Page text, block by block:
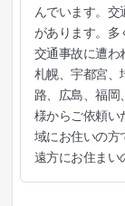
んでいます。交
があります。多
交通事故に遭わ
札幌、宇都宮、
路、広島、福岡
様からご依頼い
域にお住いの方
遠方にお住まい